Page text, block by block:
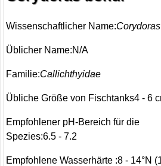
Wissenschaftlicher Name:
Üblicher Name:N/A
Familie:Callichthyidae
Übliche Größe von Fischtanks4 - 6
Empfohlener pH-Bereich für die
Spezies:6.5 - 7.2
Empfohlene Wasserhärte :8 - 14°N